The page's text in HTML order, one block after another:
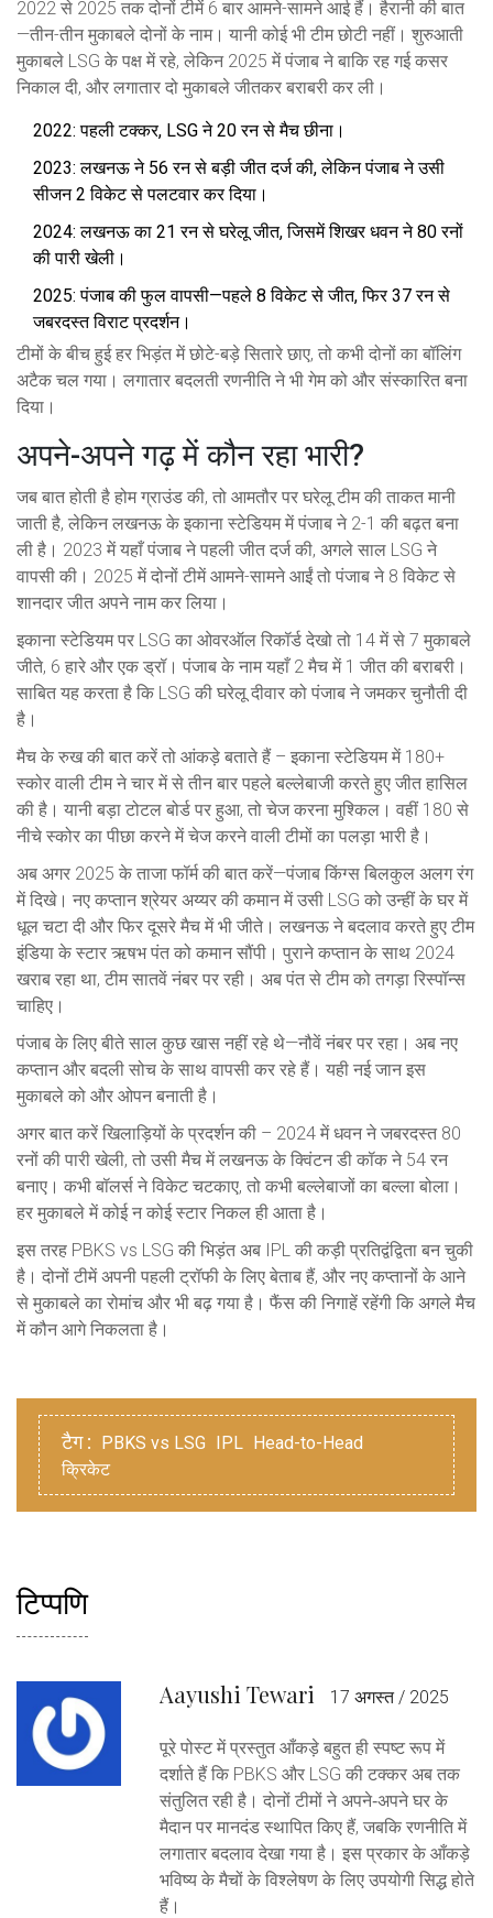
2022 से 2025 तक दोनों टीमें 6 बार आमने-सामने आई हैं। हैरानी की बात
—तीन-तीन मुकाबले दोनों के नाम। यानी कोई भी टीम छोटी नहीं। शुरुआती
मुकाबले LSG के पक्ष में रहे, लेकिन 2025 में पंजाब ने बाकि रह गई कसर
निकाल दी, और लगातार दो मुकाबले जीतकर बराबरी कर ली।
2022: पहली टक्कर, LSG ने 20 रन से मैच छीना।
2023: लखनऊ ने 56 रन से बड़ी जीत दर्ज की, लेकिन पंजाब ने उसी
सीजन 2 विकेट से पलटवार कर दिया।
2024: लखनऊ का 21 रन से घरेलू जीत, जिसमें शिखर धवन ने 80 रनों
की पारी खेली।
2025: पंजाब की फुल वापसी—पहले 8 विकेट से जीत, फिर 37 रन से
जबरदस्त विराट प्रदर्शन।
टीमों के बीच हुई हर भिड़ंत में छोटे-बड़े सितारे छाए, तो कभी दोनों का बॉलिंग
अटैक चल गया। लगातार बदलती रणनीति ने भी गेम को और संस्कारित बना
दिया।
अपने-अपने गढ़ में कौन रहा भारी?
जब बात होती है होम ग्राउंड की, तो आमतौर पर घरेलू टीम की ताकत मानी
जाती है, लेकिन लखनऊ के इकाना स्टेडियम में पंजाब ने 2-1 की बढ़त बना
ली है। 2023 में यहाँ पंजाब ने पहली जीत दर्ज की, अगले साल LSG ने
वापसी की। 2025 में दोनों टीमें आमने-सामने आईं तो पंजाब ने 8 विकेट से
शानदार जीत अपने नाम कर लिया।
इकाना स्टेडियम पर LSG का ओवरऑल रिकॉर्ड देखो तो 14 में से 7 मुकाबले
जीते, 6 हारे और एक ड्रॉ। पंजाब के नाम यहाँ 2 मैच में 1 जीत की बराबरी।
साबित यह करता है कि LSG की घरेलू दीवार को पंजाब ने जमकर चुनौती दी
है।
मैच के रुख की बात करें तो आंकड़े बताते हैं – इकाना स्टेडियम में 180+
स्कोर वाली टीम ने चार में से तीन बार पहले बल्लेबाजी करते हुए जीत हासिल
की है। यानी बड़ा टोटल बोर्ड पर हुआ, तो चेज करना मुश्किल। वहीं 180 से
नीचे स्कोर का पीछा करने में चेज करने वाली टीमों का पलड़ा भारी है।
अब अगर 2025 के ताजा फॉर्म की बात करें—पंजाब किंग्स बिलकुल अलग रंग
में दिखे। नए कप्तानश्रेयर अय्यर की कमान में उसी LSG को उन्हीं के घर में
धूल चटा दी और फिर दूसरे मैच में भी जीते। लखनऊ ने बदलाव करते हुए टीम
इंडिया के स्टार ऋषभ पंत को कमान सौंपी। पुराने कप्तान के साथ 2024
खराब रहा था, टीम सातवें नंबर पर रही। अब पंत से टीम को तगड़ा रिस्पॉन्स
चाहिए।
पंजाब के लिए बीते साल कुछ खास नहीं रहे थे—नौवें नंबर पर रहा। अब नए
कप्तान और बदली सोच के साथ वापसी कर रहे हैं। यही नई जान इस
मुकाबले को और ओपन बनाती है।
अगर बात करें खिलाड़ियों के प्रदर्शन की – 2024 में धवन ने जबरदस्त 80
रनों की पारी खेली, तो उसी मैच में लखनऊ के क्विंटन डी कॉक ने 54 रन
बनाए। कभी बॉलर्स ने विकेट चटकाए, तो कभी बल्लेबाजों का बल्ला बोला।
हर मुकाबले में कोई न कोई स्टार निकल ही आता है।
इस तरह PBKS vs LSG की भिड़ंत अब IPL की कड़ी प्रतिद्वंद्विता बन चुकी
है। दोनों टीमें अपनी पहली ट्रॉफी के लिए बेताब हैं, और नए कप्तानों के आने
से मुकाबले का रोमांच और भी बढ़ गया है। फैंस की निगाहें रहेंगी कि अगले मैच
में कौन आगे निकलता है।
टैग : PBKS vs LSG IPL Head-to-Head
क्रिकेट
टिप्पणि
Aayushi Tewari 17 अगस्त / 2025
पूरे पोस्ट में प्रस्तुत आँकड़े बहुत ही स्पष्ट रूप में
दर्शाते हैं कि PBKS और LSG की टक्कर अब तक
संतुलित रही है। दोनों टीमों ने अपने‑अपने घर के
मैदान पर मानदंड स्थापित किए हैं, जबकि रणनीति में
लगातार बदलाव देखा गया है। इस प्रकार के आँकड़े
भविष्य के मैचों के विश्लेषण के लिए उपयोगी सिद्ध होते
हैं।